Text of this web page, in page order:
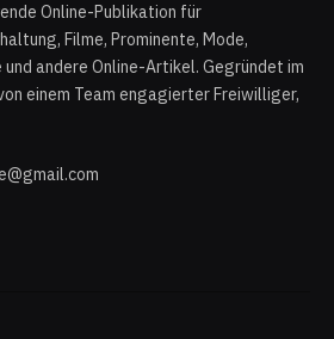
Online-Publikation für
Filme, Prominente, Mode,
andere Online-Artikel. Gegründet im
einem Team engagierter Freiwilliger,